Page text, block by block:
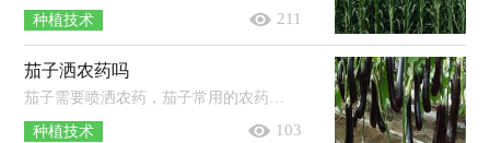
种植技术 211
茄子洒农药吗
茄子需要喷洒农药，茄子常用的农药有：杀稗王、杀虫丹以及精异丙甲草胺等。使用农药时应严格按照说明书使用，注意药物的浓度以及对应的...
种植技术 103